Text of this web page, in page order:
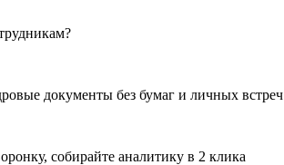
документы без бумаг и личных встреч
собирайте аналитику в 2 клика